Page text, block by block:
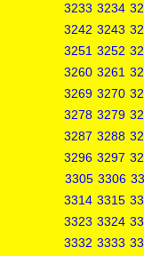
3233 3234
3242 3243
3251 3252
3260 3261
3269 3270
3278 3279
3287 3288
3296 3297
3305 3306
3314 3315
3323 3324
3332 3333